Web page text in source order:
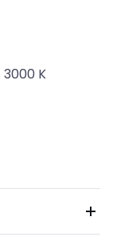
3000 K